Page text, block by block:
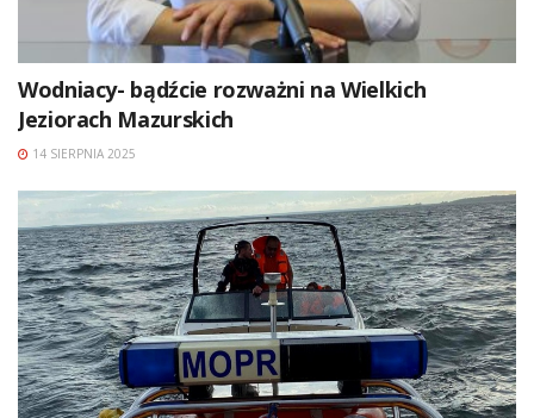
Wodniacy- bądźcie rozważni na Wielkich
Jeziorach Mazurskich
14 SIERPNIA 2025